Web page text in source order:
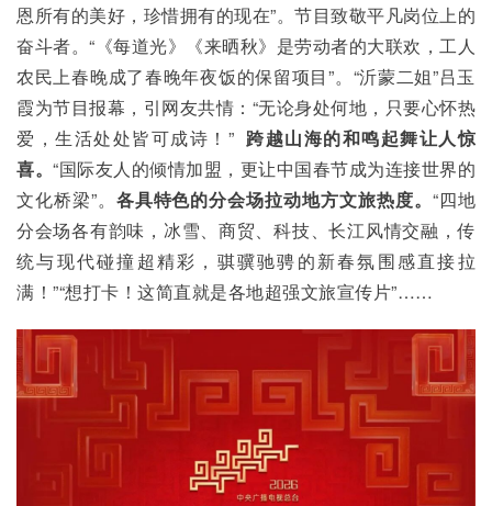
恩所有的美好，珍惜拥有的现在”。节目致敬平凡岗位上的
奋斗者。“《每道光》《来晒秋》是劳动者的大联欢，工人
农民上春晚成了春晚年夜饭的保留项目”。“沂蒙二姐”吕玉
霞为节目报幕，引网友共情：“无论身处何地，只要心怀热
爱，生活处处皆可成诗！” 跨越山海的和鸣起舞让人惊
喜。 “国际友人的倾情加盟，更让中国春节成为连接世界的
文化桥梁”。 各具特色的分会场拉动地方文旅热度。 “四地
分会场各有韵味，冰雪、商贸、科技、长江风情交融，传
统与现代碰撞超精彩，骐骥驰骋的新春氛围感直接拉
满！”“想打卡！这简直就是各地超强文旅宣传片”……